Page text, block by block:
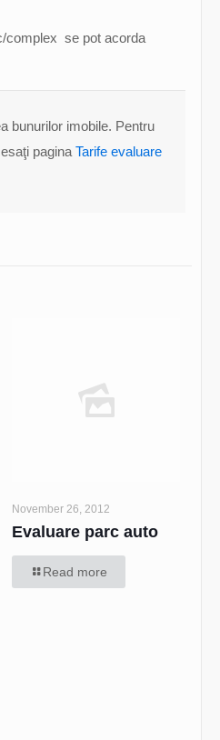
complex se pot acorda
bunurilor imobile. Pentru
pagina Tarife evaluare
November 26, 2012
Evaluare parc auto
Read more